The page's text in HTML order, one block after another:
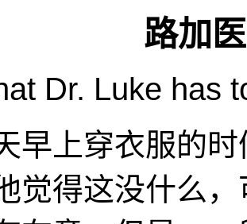
路加
Dr. Luke has
早上穿衣服的
觉得这没什么